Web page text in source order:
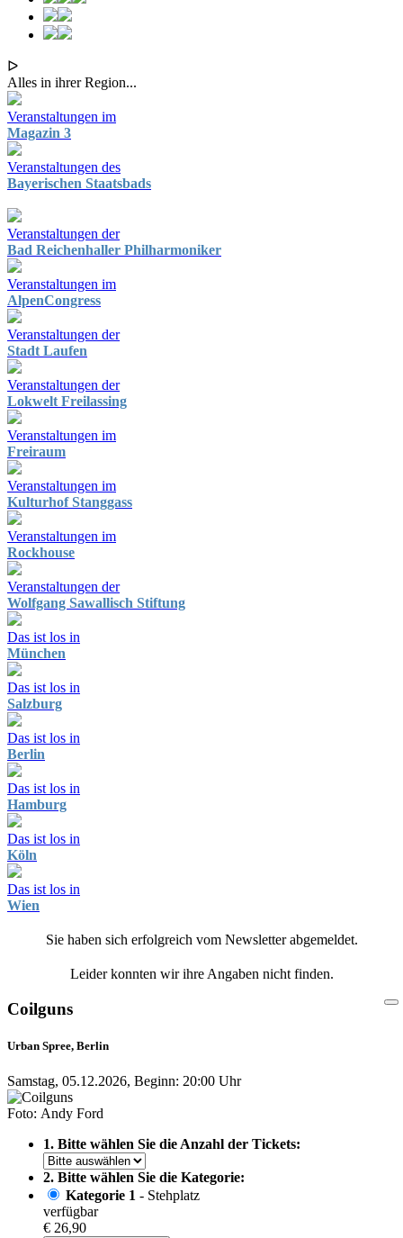
ᐅ
Alles in ihrer Region...
Veranstaltungen im
Magazin 3
Veranstaltungen des
Bayerischen Staatsbads
Veranstaltungen der
Bad Reichenhaller Philharmoniker
Veranstaltungen im
AlpenCongress
Veranstaltungen der
Stadt Laufen
Veranstaltungen der
Lokwelt Freilassing
Veranstaltungen im
Freiraum
Veranstaltungen im
Kulturhof Stanggass
Veranstaltungen im
Rockhouse
Veranstaltungen der
Wolfgang Sawallisch Stiftung
Das ist los in
München
Das ist los in
Salzburg
Das ist los in
Berlin
Das ist los in
Hamburg
Das ist los in
Köln
Das ist los in
Wien
Sie haben sich erfolgreich vom Newsletter abgemeldet.
Leider konnten wir ihre Angaben nicht finden.
Coilguns
Urban Spree, Berlin
Samstag, 05.12.2026, Beginn: 20:00 Uhr
Foto: Andy Ford
1. Bitte wählen Sie die Anzahl der Tickets:
2. Bitte wählen Sie die Kategorie:
Kategorie 1 - Stehplatz
verfügbar
€ 26,90